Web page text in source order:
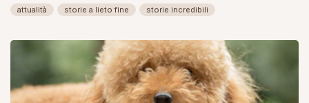
attualità storie a lieto fine storie incredibili